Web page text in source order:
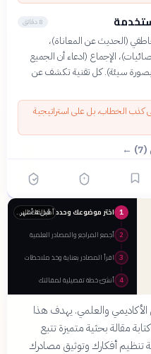
8 دقائق
(الحديث عن المعاناة)،
الإجماع (ادعاء أن الجميع
سيئة). كل تقنية تكشف عن
كذب الخطاب، بل على استراتيجية
←
قبل 4 أشهر 1 اختر موضوعك وحدد أهدافك البحثية
2 أجمع المراجع والمصادر العلمية
3 اقرأ المصادر بعناية وخذ ملاحظات
4 أنشئ خطة تفصيلية لمقالتك
الأكاديمي والعلمي. يهدف هذا
مقالة بحثية متميزة تتبع
تنظيم أفكارك وتوثيق مصادرك